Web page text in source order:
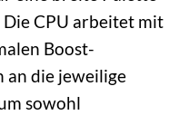
CPU arbeitet mit
Boost-
an die jeweilige
sowohl